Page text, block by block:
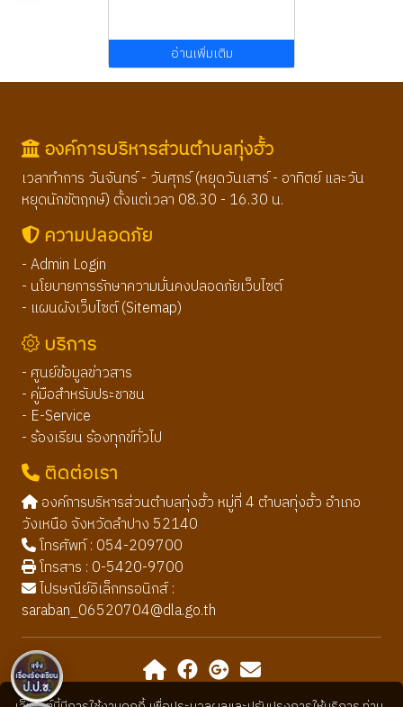
อ่านเพิ่มเติม
องค์การบริหารส่วนตำบลทุ่งฮั้ว
เวลาทำการ วันจันทร์ - วันศุกร์ (หยุดวันเสาร์ - อาทิตย์ และวัน
หยุดนักขัตฤกษ์) ตั้งแต่เวลา 08.30 - 16.30 น.
ความปลอดภัย
- Admin Login
- นโยบายการรักษาความมั่นคงปลอดภัยเว็บไซต์
- แผนผังเว็บไซต์ (Sitemap)
บริการ
- ศูนย์ข้อมูลข่าวสาร
- คู่มือสำหรับประชาชน
- E-Service
- ร้องเรียน ร้องทุกข์ทั่วไป
ติดต่อเรา
องค์การบริหารส่วนตำบลทุ่งฮั้ว หมู่ที่ 4 ตำบลทุ่งฮั้ว อำเภอ
วังเหนือ จังหวัดลำปาง 52140
โทรศัพท์ : 054-209700
โทรสาร : 0-5420-9700
ไปรษณีย์อิเล็กทรอนิกส์ :
saraban_06520704@dla.go.th